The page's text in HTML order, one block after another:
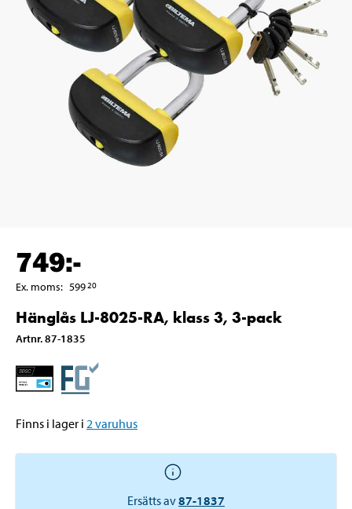
749:-
Ex. moms: 59920
Hänglås LJ-8025-RA, klass 3, 3-pack
Artnr.87-1835
Finns i lager i 2 varuhus
Ersätts av87-1837